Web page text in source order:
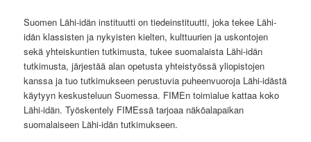
Suomen Lähi-idän instituutti on tiedeinstituutti, joka tekee Lähi-
idän klassisten ja nykyisten kielten, kulttuurien ja uskontojen
sekä yhteiskuntien tutkimusta, tukee suomalaista Lähi-idän
tutkimusta, järjestää alan opetusta yhteistyössä yliopistojen
kanssa ja tuo tutkimukseen perustuvia puheenvuoroja Lähi-idästä
käytyyn keskusteluun Suomessa. FIMEn toimialue kattaa koko
Lähi-idän. Työskentely FIMEssä tarjoaa näköalapaikan
suomalaiseen Lähi-idän tutkimukseen.